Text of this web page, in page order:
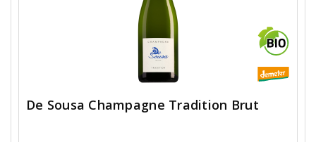
De Sousa Champagne Tradition Brut